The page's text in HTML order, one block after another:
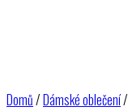
Domů/Dámské oblečení/